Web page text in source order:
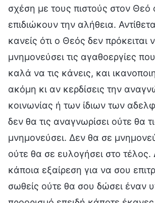
σχέση με τους πιστούς στον Θεό
επιδιώκουν την αλήθεια.
κανείς ότι ο Θεός δεν πρόκειται
μνημονεύσει τις αγαθοεργίες
καλά να τις κάνεις, και
ακόμη κι αν κερδίσεις την
κοινωνίας ή των ίδιων των
δεν θα τις αναγνωρίσει ούτε θα
μνημονεύσει. Δεν θα σε
ούτε θα σε ευλογήσει στο τέλος.
κάποια εξαίρεση για να σου
σωθείς ούτε θα σου δώσει έναν